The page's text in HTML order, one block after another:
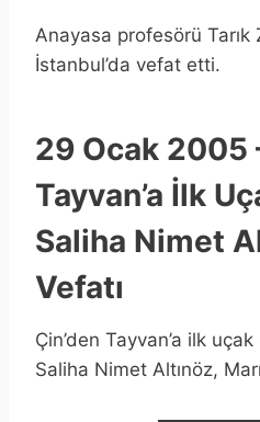
Anayasa profesörü Tarık
İstanbul’da vefat etti.
29 Ocak 2005
Tayvan’a İlk
Saliha Nimet
Vefatı
Çin’den Tayvan’a ilk
Saliha Nimet Altınöz,